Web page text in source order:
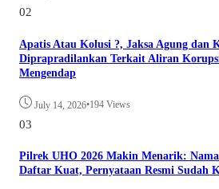
02
Apatis Atau Kolusi ?, Jaksa Agung dan
Diprapradilankan Terkait Aliran
Mengendap
July 14, 2026•194 Views
03
Pilrek UHO 2026 Makin Menarik:
Daftar Kuat, Pernyataan Resmi Sudah